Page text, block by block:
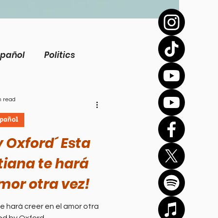
Politics
Health
Sports
Oxford´ Esta
te hará
otra vez!
hará creer en el amor otra
read